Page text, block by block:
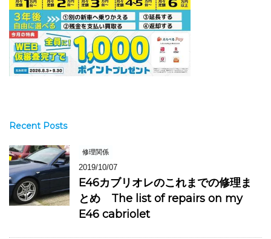
Recent Posts
修理関係
2019/10/07
E46カブリオレのこれまでの修理ま
とめ The list of repairs on my
E46 cabriolet